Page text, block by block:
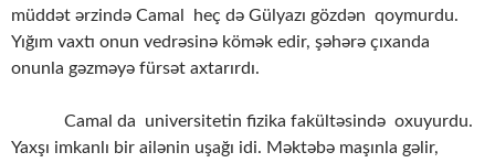
müddət ərzində Camal heç də Gülyazı gözdən qoymurdu.
Yığım vaxtı onun vedrəsinə kömək edir, şəhərə çıxanda
onunla gəzməyə fürsət axtarırdı.
Camal da universitetin fizika fakültəsində oxuyurdu.
Yaxşı imkanlı bir ailənin uşağı idi. Məktəbə maşınla gəlir,